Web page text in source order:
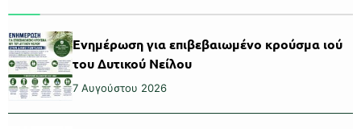
Ενημέρωση για επιβεβαιωμένο κρούσμα ιού
του Δυτικού Νείλου
7 Αυγούστου 2026